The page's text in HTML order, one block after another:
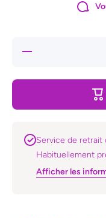
Réduire
Service de retrait
Habituellement
Afficher les